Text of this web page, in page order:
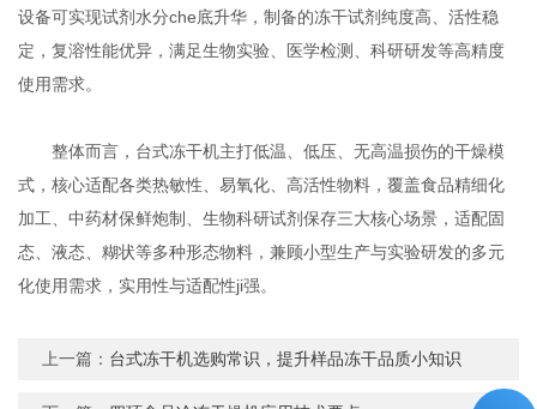
设备可实现试剂水分che底升华，制备的冻干试剂纯度高、活性稳
定，复溶性能优异，满足生物实验、医学检测、科研研发等高精度
使用需求。
整体而言，台式冻干机主打低温、低压、无高温损伤的干燥模
式，核心适配各类热敏性、易氧化、高活性物料，覆盖食品精细化
加工、中药材保鲜炮制、生物科研试剂保存三大核心场景，适配固
态、液态、糊状等多种形态物料，兼顾小型生产与实验研发的多元
化使用需求，实用性与适配性ji强。
上一篇： 台式冻干机选购常识，提升样品冻干品质小知识